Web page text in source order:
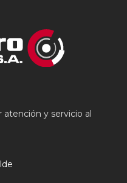
atención y servicio al